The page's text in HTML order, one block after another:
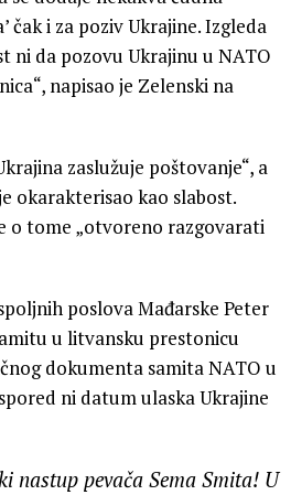
čak i za poziv Ukrajine. Izgleda
ni da pozovu Ukrajinu u NATO
napisao je Zelenski na
zaslužuje poštovanje“, a
okarakterisao kao slabost.
o tome „otvoreno razgovarati
poslova Mađarske Peter
u litvansku prestonicu
dokumenta samita NATO u
ni datum ulaska Ukrajine
nastup pevača Sema Smita! U